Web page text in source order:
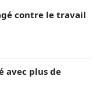
contre le travail
avec plus de